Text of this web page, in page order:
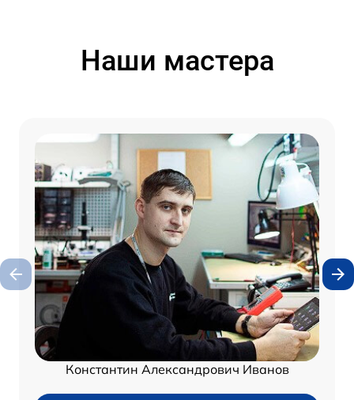
Наши мастера
Константин Александрович Иванов